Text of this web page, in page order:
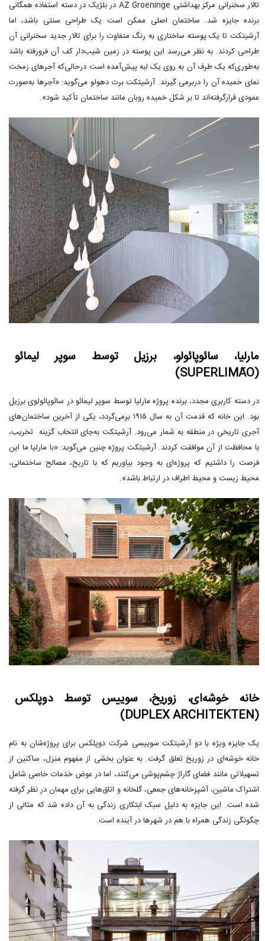
تالار سخنرانی مرکز بهداشتی AZ Groeninge در بلژیک در دسته استفاده همگانی
برنده جایزه شد. ساختمان اصلی ممکن است یک طراحی سنتی باشد، اما
آرشیتکت تا یک پوسته ساختاری به رنگ متفاوت را برای تالار جدید سخنرانی آن
طراحی کردند. به نظر می‌رسد این پوسته در زمین شیب‌دار کف آن فرورفته باشد
به‌طوری‌که یک طرف آن به روی یک لبه پیش‌آمده است درحالی‌که آجرهای زمخت
نمای خمیده آن را دربرمی گیرند. آرشیتکت برت دهولو می‌گوید: «آجرها به‌صورت
عمودی قرارگرفته‌اند تا بر شکل خمیده روبان مانند ساختمان تأکید شود».
مارلیا، سائوپائولو، برزیل توسط سوپر لیمائو
(SUPERLIMÃO)
در دسته کاربری مجدد، برنده پروژه مارلیا توسط سوپر لیمائو در سائوپائولوی برزیل
بود. این خانه که قدمت آن به سال ۱۹۱۵ برمی‌گردد، یکی از آخرین ساختمان‌های
آجری تاریخی در منطقه به شمار می‌رود. آرشیتکت به‌جای انتخاب گزینه تخریب،
با محافظت از آن موافقت کردند. آرشیتکت پروژه چنین می‌گوید: «با مارلیا ما این
فرصت را داشتیم که پروژه‌ای به وجود بیاوریم که با تاریخ، مصالح ساختمانی،
محیط زیست و محیط اطراف در ارتباط باشد».
خانه خوشه‌ای، زوریخ، سوییس توسط دوپلکس
(DUPLEX ARCHITEKTEN)
یک جایزه ویژه با دو آرشیتکت سوییسی شرکت دوپلکس برای پروژه‌شان به نام
خانه خوشه‌ای در زوریخ تعلق گرفت. به عنوان بخشی از مفهوم منزل، ساکنین از
تسهیلاتی مانند فضای گاراژ چشم‌پوشی می‌کنند، اما در عوض خدمات خاصی شامل
اشتراک ماشین، آشپزخانه‌های جمعی، گلخانه و اتاق‌هایی برای مهمان در نظر گرفته
شده است. این جایزه به دلیل سبک ابتکاری زندگی به آن داده شد که مثالی از
چگونگی زندگی همراه با هم در شهرها در آینده است.